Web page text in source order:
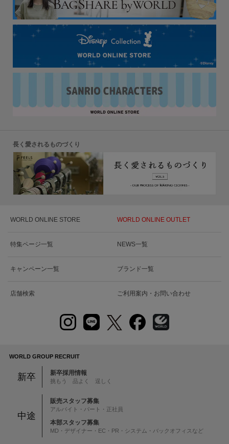
長く愛されるものづくり
WORLD ONLINE STORE WORLD ONLINE OUTLET
特集ページ一覧 NEWS一覧
キャンペーン一覧 ブランド一覧
店舗検索 ご利用案内・お問い合わせ
WORLD GROUP RECRUIT
新卒 新卒採用情報
挑もう 品よく 逞しく
中途
販売スタッフ募集
アルバイト・パート・正社員
本部スタッフ募集
MD・デザイナー・EC・PR・システム・バックオフィスなど